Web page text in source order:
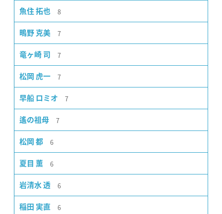
魚住 拓也 8
鴫野 克美 7
竜ヶ崎 司 7
松岡 虎一 7
早船 ロミオ 7
遙の祖母 7
松岡 都 6
夏目 薫 6
岩清水 透 6
稲田 実直 6